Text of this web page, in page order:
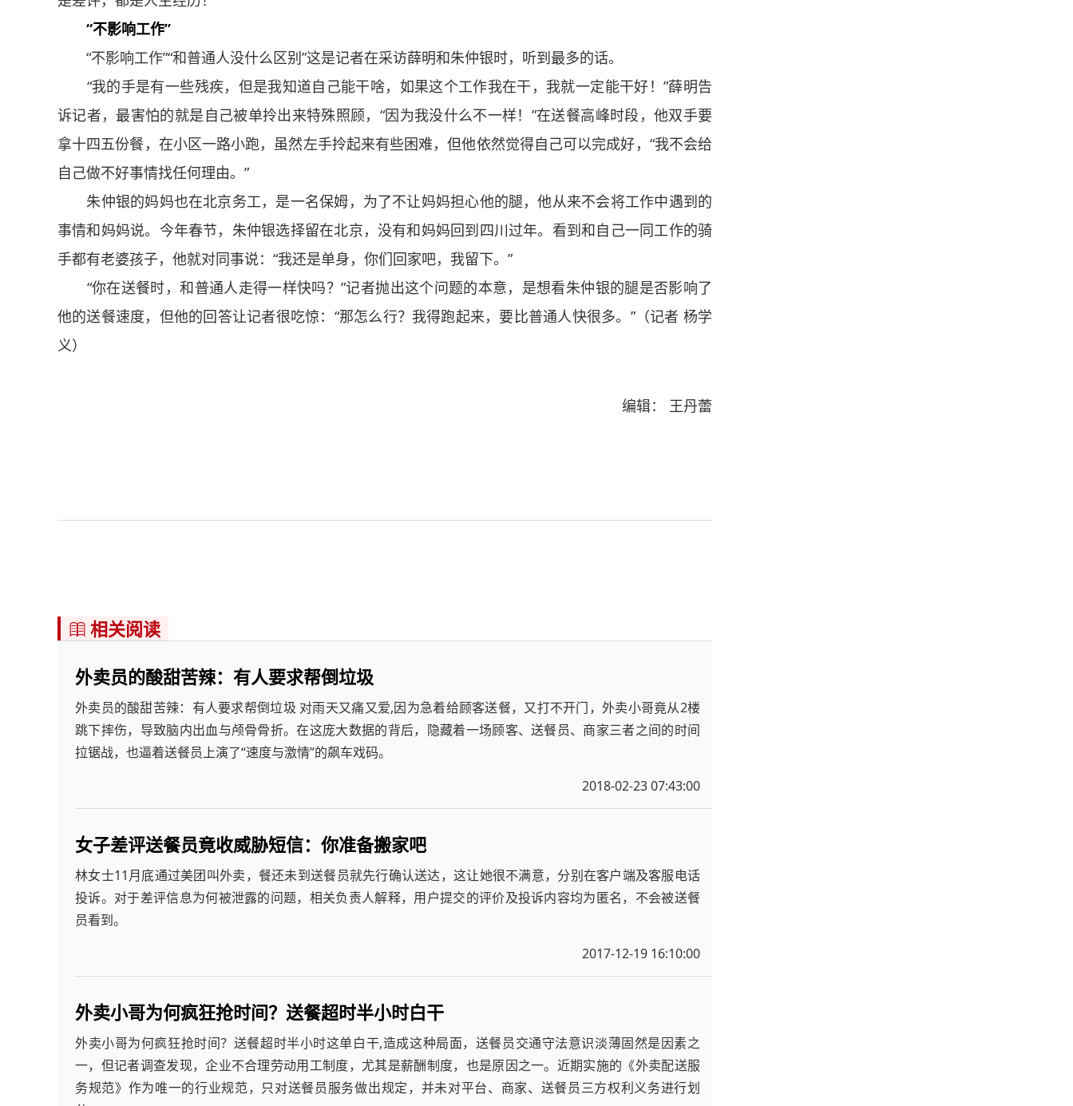
“不影响工作”
“不影响工作”“和普通人没什么区别”这是记者在采访薛明和朱仲银时，听到最多的话。
“我的手是有一些残疾，但是我知道自己能干啥，如果这个工作我在干，我就一定能干好！”薛明告
诉记者，最害怕的就是自己被单拎出来特殊照顾，“因为我没什么不一样！”在送餐高峰时段，他双手要
拿十四五份餐，在小区一路小跑，虽然左手拎起来有些困难，但他依然觉得自己可以完成好，“我不会给
自己做不好事情找任何理由。”
朱仲银的妈妈也在北京务工，是一名保姆，为了不让妈妈担心他的腿，他从来不会将工作中遇到的
事情和妈妈说。今年春节，朱仲银选择留在北京，没有和妈妈回到四川过年。看到和自己一同工作的骑
手都有老婆孩子，他就对同事说：“我还是单身，你们回家吧，我留下。”
“你在送餐时，和普通人走得一样快吗？”记者抛出这个问题的本意，是想看朱仲银的腿是否影响了
他的送餐速度，但他的回答让记者很吃惊：“那怎么行？我得跑起来，要比普通人快很多。”（记者 杨学
义）
编辑： 王丹蕾
 相关阅读
外卖员的酸甜苦辣：有人要求帮倒垃圾
外卖员的酸甜苦辣：有人要求帮倒垃圾 对雨天又痛又爱,因为急着给顾客送餐，又打不开门，外卖小哥竟从2楼
跳下摔伤，导致脑内出血与颅骨骨折。在这庞大数据的背后，隐藏着一场顾客、送餐员、商家三者之间的时间
拉锯战，也逼着送餐员上演了“速度与激情”的飙车戏码。
2018-02-23 07:43:00
女子差评送餐员竟收威胁短信：你准备搬家吧
林女士11月底通过美团叫外卖，餐还未到送餐员就先行确认送达，这让她很不满意，分别在客户端及客服电话
投诉。对于差评信息为何被泄露的问题，相关负责人解释，用户提交的评价及投诉内容均为匿名，不会被送餐
员看到。
2017-12-19 16:10:00
外卖小哥为何疯狂抢时间？送餐超时半小时白干
外卖小哥为何疯狂抢时间？送餐超时半小时这单白干,造成这种局面，送餐员交通守法意识淡薄固然是因素之
一，但记者调查发现，企业不合理劳动用工制度，尤其是薪酬制度，也是原因之一。近期实施的《外卖配送服
务规范》作为唯一的行业规范，只对送餐员服务做出规定，并未对平台、商家、送餐员三方权利义务进行划